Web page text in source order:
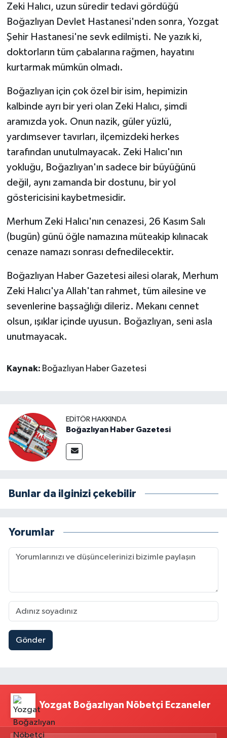
Zeki Halıcı, uzun süredir tedavi gördüğü
Boğazlıyan Devlet Hastanesi'nden sonra, Yozgat
Şehir Hastanesi'ne sevk edilmişti. Ne yazık ki,
doktorların tüm çabalarına rağmen, hayatını
kurtarmak mümkün olmadı.
Boğazlıyan için çok özel bir isim, hepimizin
kalbinde ayrı bir yeri olan Zeki Halıcı, şimdi
aramızda yok. Onun nazik, güler yüzlü,
yardımsever tavırları, ilçemizdeki herkes
tarafından unutulmayacak. Zeki Halıcı'nın
yokluğu, Boğazlıyan'ın sadece bir büyüğünü
değil, aynı zamanda bir dostunu, bir yol
göstericisini kaybetmesidir.
Merhum Zeki Halıcı'nın cenazesi, 26 Kasım Salı
(bugün) günü öğle namazına müteakip kılınacak
cenaze namazı sonrası defnedilecektir.
Boğazlıyan Haber Gazetesi ailesi olarak, Merhum
Zeki Halıcı'ya Allah'tan rahmet, tüm ailesine ve
sevenlerine başsağlığı dileriz. Mekanı cennet
olsun, ışıklar içinde uyusun. Boğazlıyan, seni asla
unutmayacak.
Kaynak: Boğazlıyan Haber Gazetesi
EDITÖR HAKKINDA
Boğazlıyan Haber Gazetesi
Bunlar da ilginizi çekebilir
Yorumlar
Gönder
Yozgat Boğazlıyan Nöbetçi Eczaneler